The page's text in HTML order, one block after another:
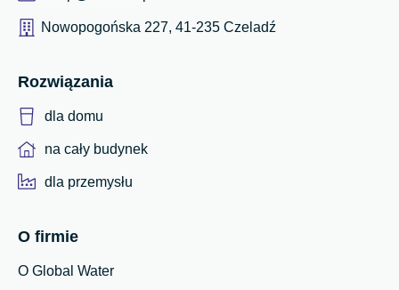
Nowopogońska 227, 41-235 Czeladź
Rozwiązania
dla domu
na cały budynek
dla przemysłu
O firmie
O Global Water